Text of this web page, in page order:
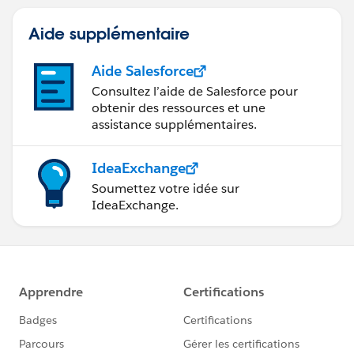
Aide supplémentaire
Aide Salesforce
Consultez l’aide de Salesforce pour
obtenir des ressources et une
assistance supplémentaires.
IdeaExchange
Soumettez votre idée sur
IdeaExchange.